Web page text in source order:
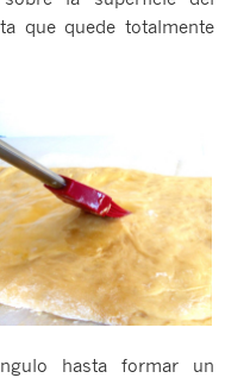
que quede totalmente
hasta formar un